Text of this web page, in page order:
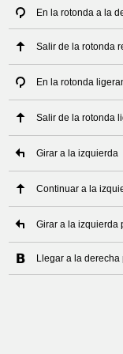
En la rotonda a la
Salir de la rotonda
En la rotonda
Salir de la rotonda
Girar a la izquierda
Continuar a la
Girar a la izquierda
Llegar a la